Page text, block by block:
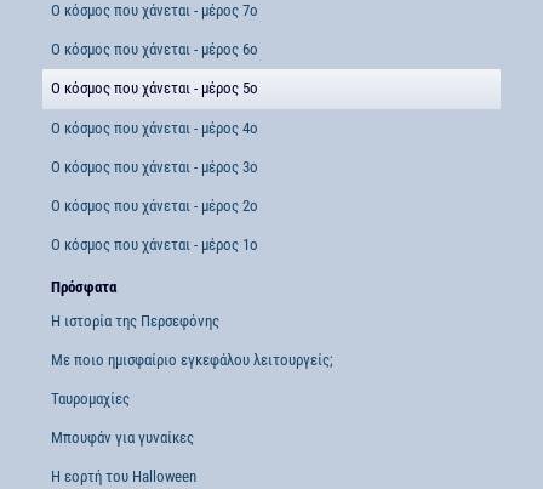
Ο κόσμος που χάνεται - μέρος 7ο
Ο κόσμος που χάνεται - μέρος 6ο
Ο κόσμος που χάνεται - μέρος 5ο
Ο κόσμος που χάνεται - μέρος 4ο
Ο κόσμος που χάνεται - μέρος 3ο
Ο κόσμος που χάνεται - μέρος 2ο
Ο κόσμος που χάνεται - μέρος 1ο
Πρόσφατα
Η ιστορία της Περσεφόνης
Με ποιο ημισφαίριο εγκεφάλου λειτουργείς;
Ταυρομαχίες
Μπουφάν για γυναίκες
Η εορτή του Halloween